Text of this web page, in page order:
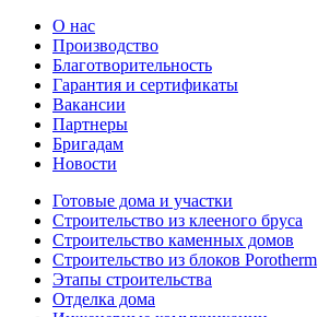
О нас
Производство
Благотворительность
Гарантия и сертификаты
Вакансии
Партнеры
Бригадам
Новости
Готовые дома и участки
Строительство из клееного бруса
Строительство каменных домов
Строительство из блоков Porotherm
Этапы строительства
Отделка дома